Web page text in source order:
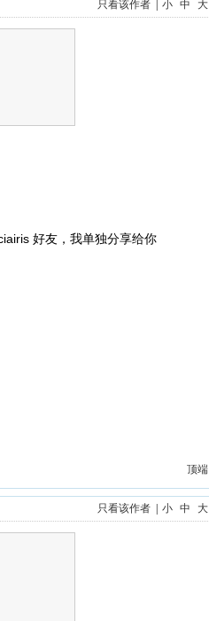
只看该作者 小 中 大
好友，我单独分享给你
顶端
只看该作者 小 中 大